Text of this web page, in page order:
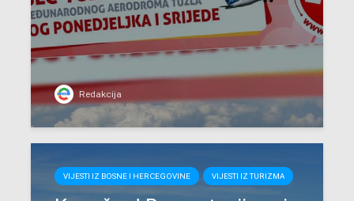
Redakcija
VIJESTI IZ BOSNE I HERCEGOVINE VIJESTI IZ TURIZMA